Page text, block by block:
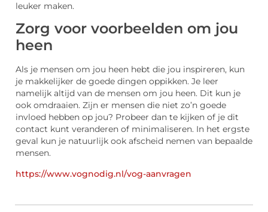
leuker maken.
Zorg voor voorbeelden om jou
heen
Als je mensen om jou heen hebt die jou inspireren, kun
je makkelijker de goede dingen oppikken. Je leer
namelijk altijd van de mensen om jou heen. Dit kun je
ook omdraaien. Zijn er mensen die niet zo’n goede
invloed hebben op jou? Probeer dan te kijken of je dit
contact kunt veranderen of minimaliseren. In het ergste
geval kun je natuurlijk ook afscheid nemen van bepaalde
mensen.
https://www.vognodig.nl/vog-aanvragen